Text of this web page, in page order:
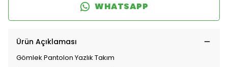
WHATSAPP
Ürün Açıklaması
Gömlek Pantolon Yazlık Takım